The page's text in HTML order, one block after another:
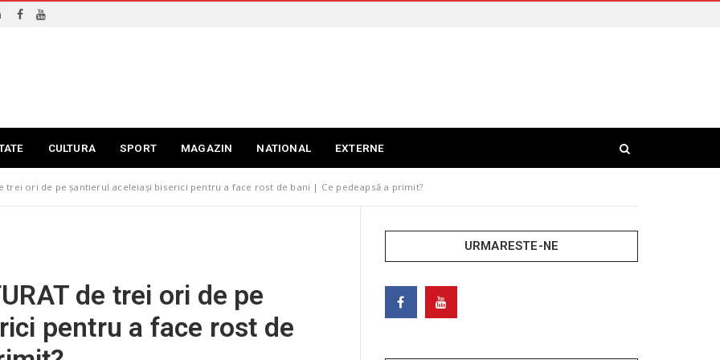
CULTURA SPORT MAGAZIN NATIONAL EXTERNE
de trei ori de pe șantierul aceleiași biserici pentru a face rost de bani | Ce pedeapsă a primit?
de trei ori de pe
pentru a face rost de
URMARESTE-NE